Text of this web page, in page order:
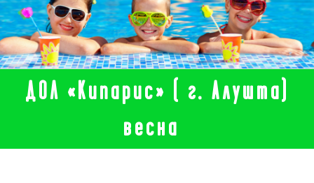
ДОЛ «Кипарис» ( г. Алушта)
весна